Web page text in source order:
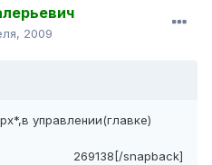
2009
управлении(главке)
269138[/snapback]